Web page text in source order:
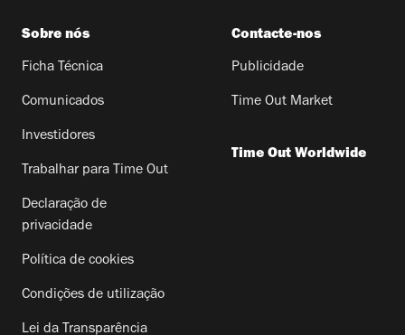
Sobre nós
Ficha Técnica
Comunicados
Investidores
Trabalhar para Time Out
Declaração de
privacidade
Política de cookies
Condições de utilização
Lei da Transparência
Contacte-nos
Publicidade
Time Out Market
Time Out Worldwide